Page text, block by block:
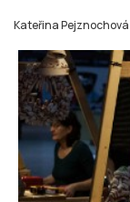
Založit nový účet
Kateřina Pejznochová